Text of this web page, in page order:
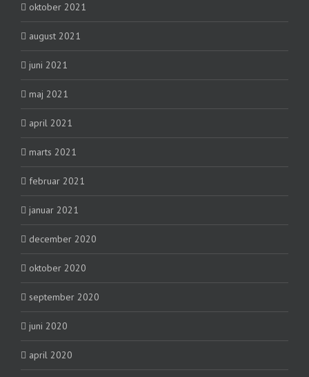
oktober 2021
august 2021
juni 2021
maj 2021
april 2021
marts 2021
februar 2021
januar 2021
december 2020
oktober 2020
september 2020
juni 2020
april 2020